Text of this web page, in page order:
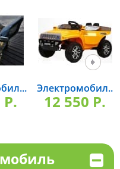
Электромобил...
12 550 P.